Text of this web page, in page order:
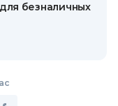
безналичных